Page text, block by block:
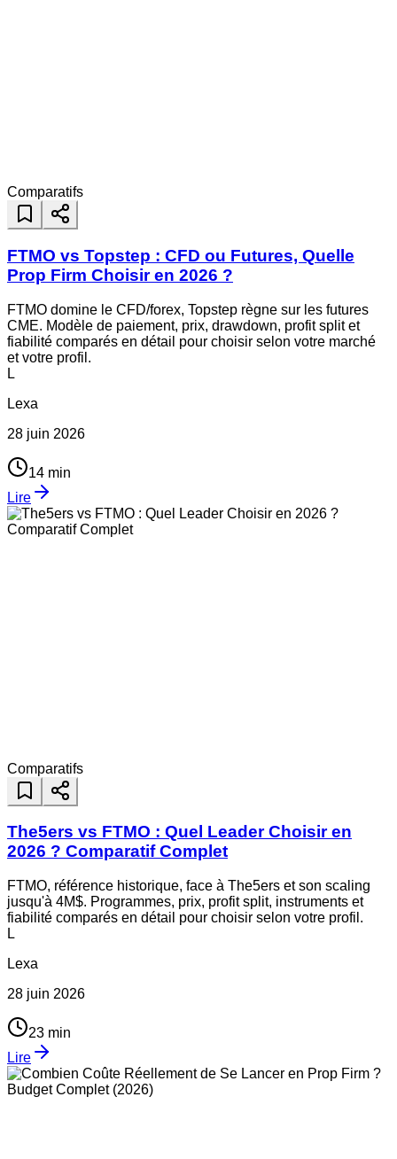
Comparatifs
FTMO vs Topstep : CFD ou Futures, Quelle
Prop Firm Choisir en 2026 ?
FTMO domine le CFD/forex, Topstep règne sur les futures
CME. Modèle de paiement, prix, drawdown, profit split et
fiabilité comparés en détail pour choisir selon votre marché
et votre profil.
L
Lexa
28 juin 2026
14 min
Lire
Comparatifs
The5ers vs FTMO : Quel Leader Choisir en
2026 ? Comparatif Complet
FTMO, référence historique, face à The5ers et son scaling
jusqu'à 4M$. Programmes, prix, profit split, instruments et
fiabilité comparés en détail pour choisir selon votre profil.
L
Lexa
28 juin 2026
23 min
Lire